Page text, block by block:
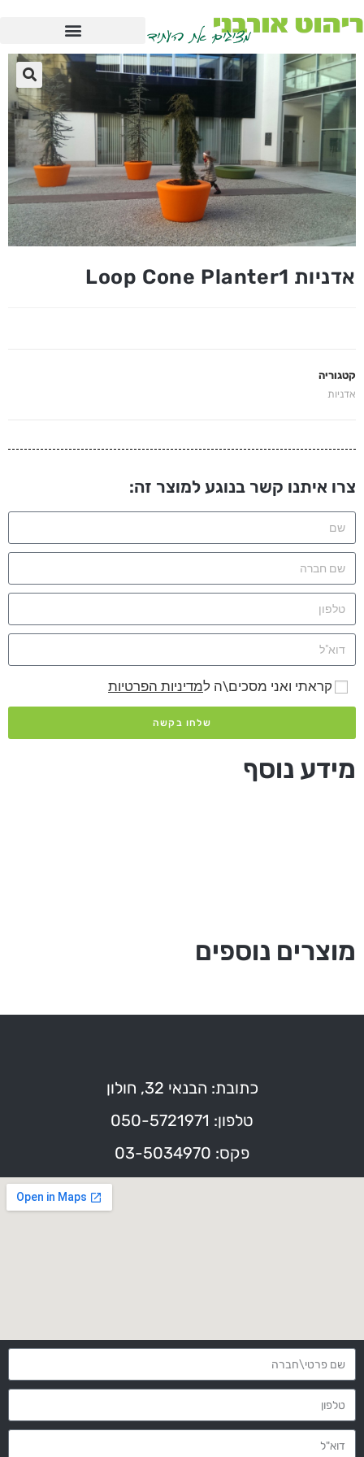
אדניות Loop Cone Planter1
קטגוריה
אדניות
צרו איתנו קשר בנוגע למוצר זה:
קראתי ואני מסכים\ה למדיניות הפרטיות
שלחו בקשה
מידע נוסף
מוצרים נוספים
כתובת: הבנאי 32, חולון
טלפון: 050-5721971
פקס: 03-5034970